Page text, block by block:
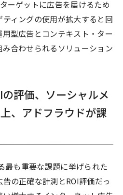
ーゲットに広告を届けるため
ィングの使用が拡大すると回
型広告とコンテキスト・ター
合わせられるソリューション
評価、ソーシャルメ
、アドフラウドが課
最も重要な課題に挙げられた
の正確な計測とROI評価だっ